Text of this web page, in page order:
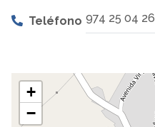
Teléfono 974 25 04 26
+
−